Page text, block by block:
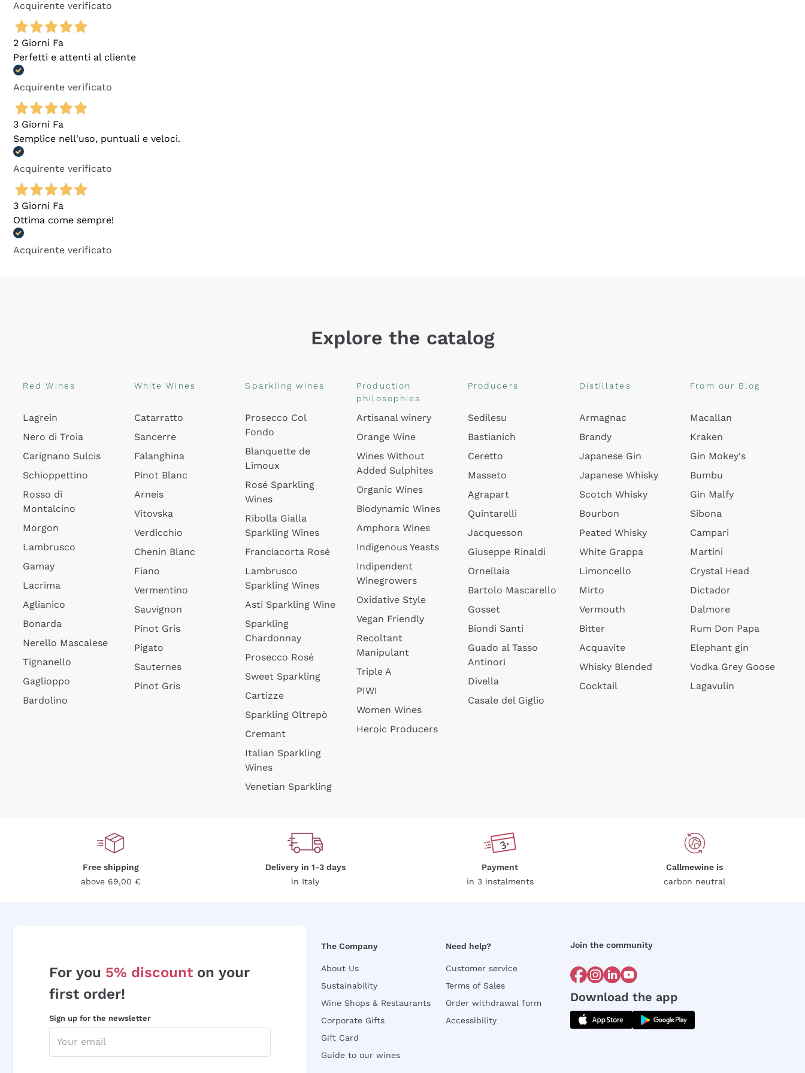
Acquirente verificato
2 Giorni Fa
Perfetti e attenti al cliente
Acquirente verificato
3 Giorni Fa
Semplice nell'uso, puntuali e veloci.
Acquirente verificato
3 Giorni Fa
Ottima come sempre!
Acquirente verificato
Explore the catalog
Red Wines
Lagrein
Nero di Troia
Carignano Sulcis
Schioppettino
Rosso di
Montalcino
Morgon
Lambrusco
Gamay
Lacrima
Aglianico
Bonarda
Nerello Mascalese
Tignanello
Gaglioppo
Bardolino
White Wines
Catarratto
Sancerre
Falanghina
Pinot Blanc
Arneis
Vitovska
Verdicchio
Chenin Blanc
Fiano
Vermentino
Sauvignon
Pinot Gris
Pigato
Sauternes
Pinot Gris
Sparkling wines
Prosecco Col
Fondo
Blanquette de
Limoux
Rosé Sparkling
Wines
Ribolla Gialla
Sparkling Wines
Franciacorta Rosé
Lambrusco
Sparkling Wines
Asti Sparkling Wine
Sparkling
Chardonnay
Prosecco Rosé
Sweet Sparkling
Cartizze
Sparkling Oltrepò
Cremant
Italian Sparkling
Wines
Venetian Sparkling
Production
philosophies
Artisanal winery
Orange Wine
Wines Without
Added Sulphites
Organic Wines
Biodynamic Wines
Amphora Wines
Indigenous Yeasts
Indipendent
Winegrowers
Oxidative Style
Vegan Friendly
Recoltant
Manipulant
Triple A
PIWI
Women Wines
Heroic Producers
Producers
Sedilesu
Bastianich
Ceretto
Masseto
Agrapart
Quintarelli
Jacquesson
Giuseppe Rinaldi
Ornellaia
Bartolo Mascarello
Gosset
Biondi Santi
Guado al Tasso
Antinori
Divella
Casale del Giglio
Distillates
Armagnac
Brandy
Japanese Gin
Japanese Whisky
Scotch Whisky
Bourbon
Peated Whisky
White Grappa
Limoncello
Mirto
Vermouth
Bitter
Acquavite
Whisky Blended
Cocktail
From our Blog
Macallan
Kraken
Gin Mokey's
Bumbu
Gin Malfy
Sibona
Campari
Martini
Crystal Head
Dictador
Dalmore
Rum Don Papa
Elephant gin
Vodka Grey Goose
Lagavulin
Free shipping
above 69,00 €
Delivery in 1-3 days
in Italy
Payment
in 3 instalments
Callmewine is
carbon neutral
For you 5% discount on your
first order!
Sign up for the newsletter
The Company
About Us
Sustainability
Wine Shops & Restaurants
Corporate Gifts
Gift Card
Guide to our wines
Need help?
Customer service
Terms of Sales
Order withdrawal form
Accessibility
Join the community
Download the app